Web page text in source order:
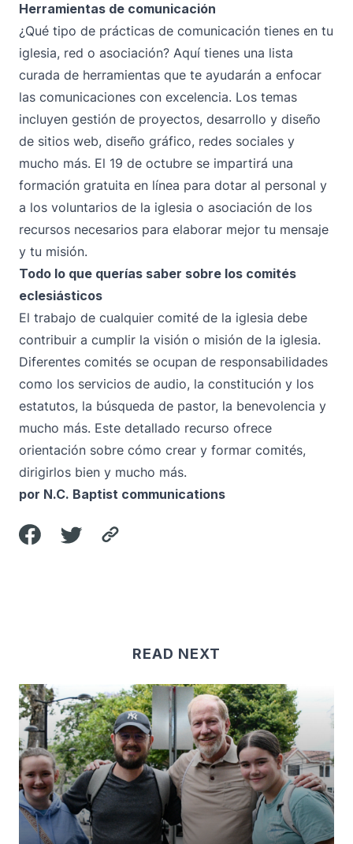
Herramientas de comunicación
¿Qué tipo de prácticas de comunicación tienes en tu
iglesia, red o asociación? Aquí tienes una lista
curada de herramientas que te ayudarán a enfocar
las comunicaciones con excelencia. Los temas
incluyen gestión de proyectos, desarrollo y diseño
de sitios web, diseño gráfico, redes sociales y
mucho más. El 19 de octubre se impartirá una
formación gratuita en línea para dotar al personal y
a los voluntarios de la iglesia o asociación de los
recursos necesarios para elaborar mejor tu mensaje
y tu misión.
Todo lo que querías saber sobre los comités
eclesiásticos
El trabajo de cualquier comité de la iglesia debe
contribuir a cumplir la visión o misión de la iglesia.
Diferentes comités se ocupan de responsabilidades
como los servicios de audio, la constitución y los
estatutos, la búsqueda de pastor, la benevolencia y
mucho más. Este detallado recurso ofrece
orientación sobre cómo crear y formar comités,
dirigirlos bien y mucho más.
por N.C. Baptist communications
READ NEXT